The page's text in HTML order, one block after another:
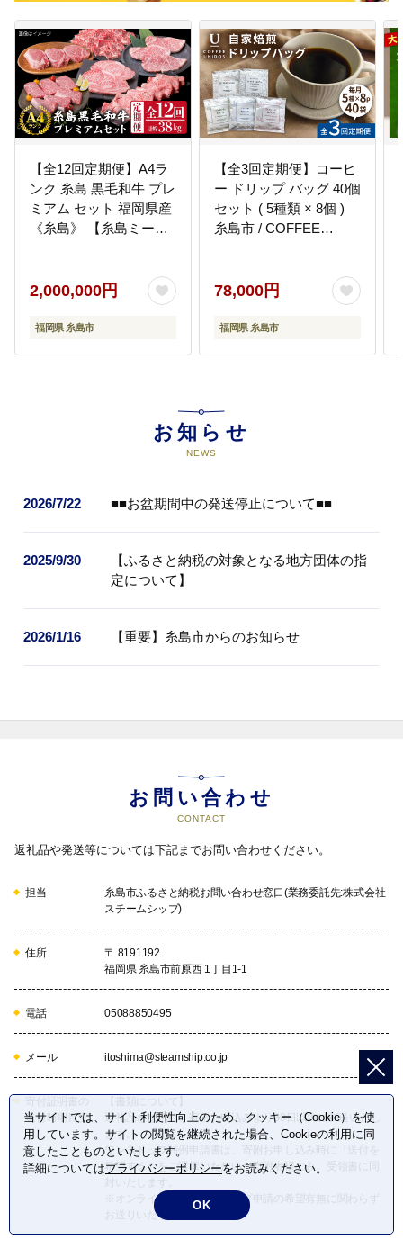
【全12回定期便】A4ラ
ンク 糸島 黒毛和牛 プレ
ミアム セット 福岡県産
《糸島》 【糸島ミート
2,000,000円
福岡県 糸島市
【全3回定期便】コーヒ
ー ドリップ バッグ 40個
セット ( 5種類 × 8個 )
糸島市 / COFFEE
78,000円
福岡県 糸島市
お知らせ
NEWS
2026/7/22 ■■お盆期間中の発送停止について■■
2025/9/30
【ふるさと納税の対象となる地方団体の指
定について】
2026/1/16 【重要】糸島市からのお知らせ
お問い合わせ
CONTACT
返礼品や発送等については下記までお問い合わせください。
担当
糸島市ふるさと納税お問い合わせ窓口(業務委託先:株式会社
スチームシップ)
住所
〒 8191192
福岡県 糸島市前原西 1丁目1-1
電話 05088850495
メール itoshima@steamship.co.jp
寄付証明書の
送付時期目安
返礼品とは別に、寄附お申込みより30日以内に郵送いたし
ます。
ワンストップ特例申請書は、寄附お申し込み時に「送付を
希望する」をご選択いただいた寄附者様のみ、受領書に同
※オンラインでのワンストップ申請の希望有無に関わらず
お送りいたします。
当サイトでは、サイト利便性向上のため、クッキー（Cookie）を使
用しています。サイトの閲覧を継続された場合、Cookieの利用に同
意したことものといたします。
詳細についてはプライバシーポリシーをお読みください。
OK